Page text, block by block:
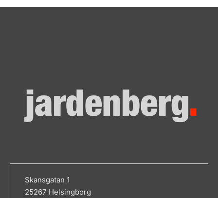
Skansgatan 1
25267 Helsingborg